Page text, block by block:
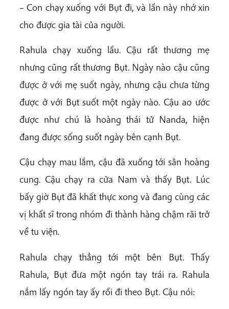
– Con chạy xuống với Bụt đi, và lần này nhớ xin
cho được gia tài của người.
Rahula chạy xuống lầu. Cậu rất thương mẹ
nhưng cũng rất thương Bụt. Ngày nào cậu cũng
được ở với mẹ suốt ngày, nhưng cậu chưa từng
được ở với Bụt suốt một ngày nào. Cậu ao ước
được như chú là hoàng thái tử Nanda, hiện
đang được sống suốt ngày bên cạnh Bụt.
Cậu chạy mau lắm, cậu đã xuống tới sân hoàng
cung. Cậu chạy ra cửa Nam và thấy Bụt. Lúc
bấy giờ Bụt đã khất thực xong và đang cùng các
vị khất sĩ trong nhóm đi thành hàng chậm rãi trở
về tu viện.
Rahula chạy thẳng tới một bên Bụt. Thấy
Rahula, Bụt đưa một ngón tay trái ra. Rahula
nắm lấy ngón tay ấy rồi đi theo Bụt. Cậu nói: